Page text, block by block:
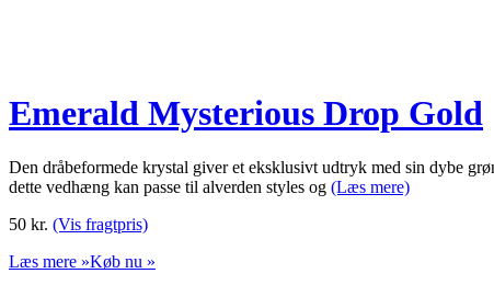
Emerald Mysterious Drop Gold
Den dråbeformede krystal giver et eksklusivt udtryk med sin dybe
dette vedhæng kan passe til alverden styles og (Læs mere)
50 kr. (Vis fragtpris)
Læs mere »Køb nu »